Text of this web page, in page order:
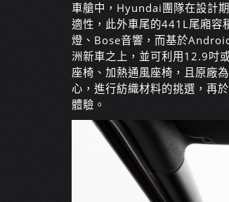
車艙中，Hyundai團隊在設計
適性，此外車尾的441L尾廂容
燈、Bose音響，而基於
洲新車之上，並可利用12.9吋
座椅、加熱通風座椅，且原廠
心，進行紡織材料的挑選，再
體驗。